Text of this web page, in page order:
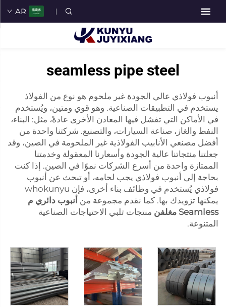
AR
seamless pipe steel
أنبوب فولاذي عالي الجودة غير ملحوم هو نوع من الفولاذ
يستخدم في التطبيقات الصناعية. وهو قوي ومتين، ويُستخدم
في الأماكن التي تفشل فيها المعادن الأخرى عادةً، مثل: البناء،
النفط والغاز، صناعة السيارات، والتصنيع. شركتنا واحدة من
أفضل مصنعي الأنابيب الفولاذية غير الملحومة في الصين، وقد
جعلتنا منتجاتنا عالية الجودة وأسعارنا المعقولة وخدمتنا
الممتازة واحدة من أسرع الشركات نموًا في الصين. إذا كنت
بحاجة إلى أنبوب فولاذي يجب لحامه، أو تبحث عن أنبوب
فولاذي يُستخدم في وظائف بناء أخرى، فإن whokunyu
يمكنها تزويدك بها. كما نقدم مجموعة من أنبوب دائري م
Seamless مغلفن
منتجات تلبي الاحتياجات الصناعية
المتنوعة.